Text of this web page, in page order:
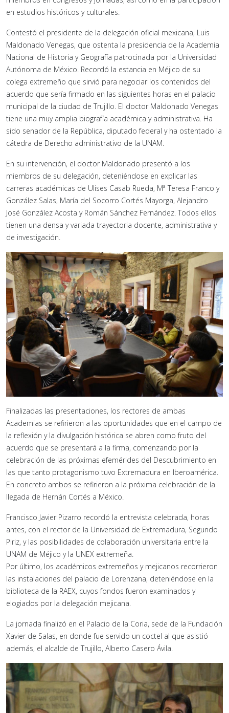
en estudios históricos y culturales.
Contestó el presidente de la delegación oficial mexicana, Luis
Maldonado Venegas, que ostenta la presidencia de la Academia
Nacional de Historia y Geografía patrocinada por la Universidad
Autónoma de México. Recordó la estancia en Méjico de su
colega extremeño que sirvió para negociar los contenidos del
acuerdo que sería firmado en las siguientes horas en el palacio
municipal de la ciudad de Trujillo. El doctor Maldonado Venegas
tiene una muy amplia biografía académica y administrativa. Ha
sido senador de la República, diputado federal y ha ostentado la
cátedra de Derecho administrativo de la UNAM.
En su intervención, el doctor Maldonado presentó a los
miembros de su delegación, deteniéndose en explicar las
carreras académicas de Ulises Casab Rueda, Mª Teresa Franco y
González Salas, María del Socorro Cortés Mayorga, Alejandro
José González Acosta y Román Sánchez Fernández. Todos ellos
tienen una densa y variada trayectoria docente, administrativa y
de investigación.
Finalizadas las presentaciones, los rectores de ambas
Academias se refirieron a las oportunidades que en el campo de
la reflexión y la divulgación histórica se abren como fruto del
acuerdo que se presentará a la firma, comenzando por la
celebración de las próximas efemérides del Descubrimiento en
las que tanto protagonismo tuvo Extremadura en Iberoamérica.
En concreto ambos se refirieron a la próxima celebración de la
llegada de Hernán Cortés a México.
Francisco Javier Pizarro recordó la entrevista celebrada, horas
antes, con el rector de la Universidad de Extremadura, Segundo
Piriz, y las posibilidades de colaboración universitaria entre la
UNAM de Méjico y la UNEX extremeña.
Por último, los académicos extremeños y mejicanos recorrieron
las instalaciones del palacio de Lorenzana, deteniéndose en la
biblioteca de la RAEX, cuyos fondos fueron examinados y
elogiados por la delegación mejicana.
La jornada finalizó en el Palacio de la Coria, sede de la Fundación
Xavier de Salas, en donde fue servido un coctel al que asistió
además, el alcalde de Trujillo, Alberto Casero Ávila.